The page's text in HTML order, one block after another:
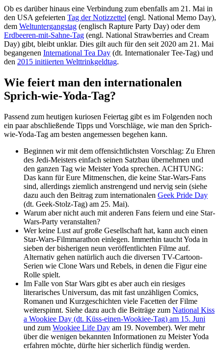
Ob es darüber hinaus eine Verbindung zum ebenfalls am 21. Mai in
den USA gefeierten Tag der Notizzettel (engl. National Memo Day),
dem Weltuntergangstag (englisch Rapture Party Day) oder dem
Erdbeeren-mit-Sahne-Tag (engl. National Strawberries and Cream
Day) gibt, bleibt unklar. Dies gilt auch für den seit 2020 am 21. Mai
begangenen International Tea Day (dt. Internationaler Tee-Tag) und
den 2015 initiierten Welttrinkgeldtag.
Wie feiert man den internationalen
Sprich-wie-Yoda-Tag?
Passend zum heutigen kuriosen Feiertag gibt es im Folgenden noch
ein paar abschließende Tipps und Vorschläge, wie man den Sprich-
wie-Yoda-Tag am besten angemessen begehen kann.
Beginnen wir mit dem offensichtlichsten Vorschlag: Zu Ehren
des Jedi-Meisters einfach seinen Satzbau übernehmen und
den ganzen Tag wie Meister Yoda sprechen. ACHTUNG:
Das kann für Eure Mitmenschen, die keine Star-Wars-Fans
sind, allerdings ziemlich anstrengend und nervig sein (siehe
dazu auch den Beitrag zum internationalen Geek Pride Day
(dt. Geek-Stolz-Tag) am 25. Mai).
Warum aber nicht auch mit anderen Fans feiern und eine Star-
Wars-Party veranstalten?
Wer keine Lust auf große Gesellschaft hat, kann auch einen
Star-Wars-Filmmarathon einlegen. Immerhin taucht Yoda in
sieben der bisherigen neun veröffentlichten Filme auf.
Alternativ gehen natürlich auch die diversen TV-Cartoon-
Serien wie Clone Wars und Rebels, in denen die Figur eine
Rolle spielt.
Im Falle von Star Wars gibt es aber auch ein riesiges
literarisches Universum, das mit fast unzähligen Comics,
Romanen und Kurzgeschichten viele Facetten der Filme
weiterspinnt. Siehe dazu auch die Beiträge zum National Kiss
a Wookiee Day (dt. Küss-einen-Wookiee-Tag) am 15. Juni
und zum Wookiee Life Day am 19. November). Wer mehr
über die wenigen bekannten Informationen zu Meister Yoda
erfahren möchte, dürfte hier sicherlich fündig werden.